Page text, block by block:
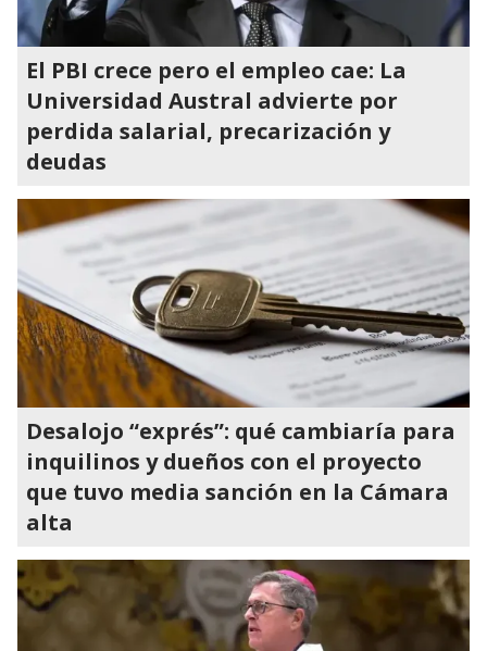
El PBI crece pero el empleo cae: La
Universidad Austral advierte por
perdida salarial, precarización y
deudas
Desalojo “exprés”: qué cambiaría para
inquilinos y dueños con el proyecto
que tuvo media sanción en la Cámara
alta